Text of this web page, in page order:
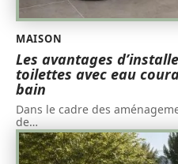
MAISON
Les avantages
toilettes avec eau
bain
Dans le cadre des
de…